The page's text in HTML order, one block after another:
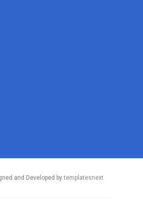
and Developed bytemplatesnext